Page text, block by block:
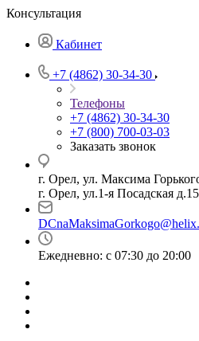
Консультация
Кабинет
+7 (4862) 30-34-30
Телефоны
+7 (4862) 30-34-30
+7 (800) 700-03-03
Заказать звонок
г. Орел, ул. Максима
г. Орел, ул.1-я Посадская д.15
Ежедневно: с 07:30 до 20:00